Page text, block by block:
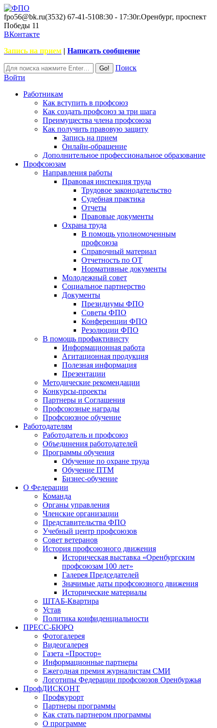
fpo56@bk.ru(3532) 67-41-5108:30 - 17:30г.Оренбург, проспект
Победы 11
ВКонтакте
Запись на прием | Написать сообщение
Поиск
Войти
Работникам
Как вступить в профсоюз
Как создать профсоюз за три шага
Преимущества члена профсоюза
Как получить правовую защиту
Запись на прием
Онлайн-обращение
Дополнительное профессиональное образование
Профсоюзам
Направления работы
Правовая инспекция труда
Трудовое законодательство
Судебная практика
Отчеты
Правовые документы
Охрана труда
В помощь уполномоченным
профсоюза
Справочный материал
Отчетность по ОТ
Нормативные документы
Молодежный совет
Социальное партнерство
Документы
Президиумы ФПО
Советы ФПО
Конференции ФПО
Резолюции ФПО
В помощь профактивисту
Информационная работа
Агитационная продукция
Полезная информация
Презентации
Методические рекомендации
Конкурсы-проекты
Партнеры и Соглашения
Профсоюзные награды
Профсоюзное обучение
Работодателям
Работодатель и профсоюз
Объединения работодателей
Программы обучения
Обучение по охране труда
Обучение ПТМ
Бизнес-обучение
О Федерации
Команда
Органы управления
Членские организации
Представительства ФПО
Учебный центр профсоюзов
Совет ветеранов
История профсоюзного движения
Историческая выставка «Оренбургским
профсоюзам 100 лет»
Галерея Председателей
Значимые даты профсоюзного движения
Исторические материалы
ШТАБ-Квартира
Устав
Политика конфиденциальности
ПРЕСС-БЮРО
Фотогалерея
Видеогалерея
Газета «Простор»
Информационные партнеры
Ежегодная премия журналистам СМИ
Логотипы Федерации профсоюзов Оренбуржья
ПрофДИСКОНТ
Профкурорт
Партнеры программы
Как стать партнером программы
О программе